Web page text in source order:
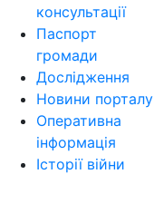
консультації
Паспорт
громади
Дослідження
Новини порталу
Оперативна
інформація
Історії війни